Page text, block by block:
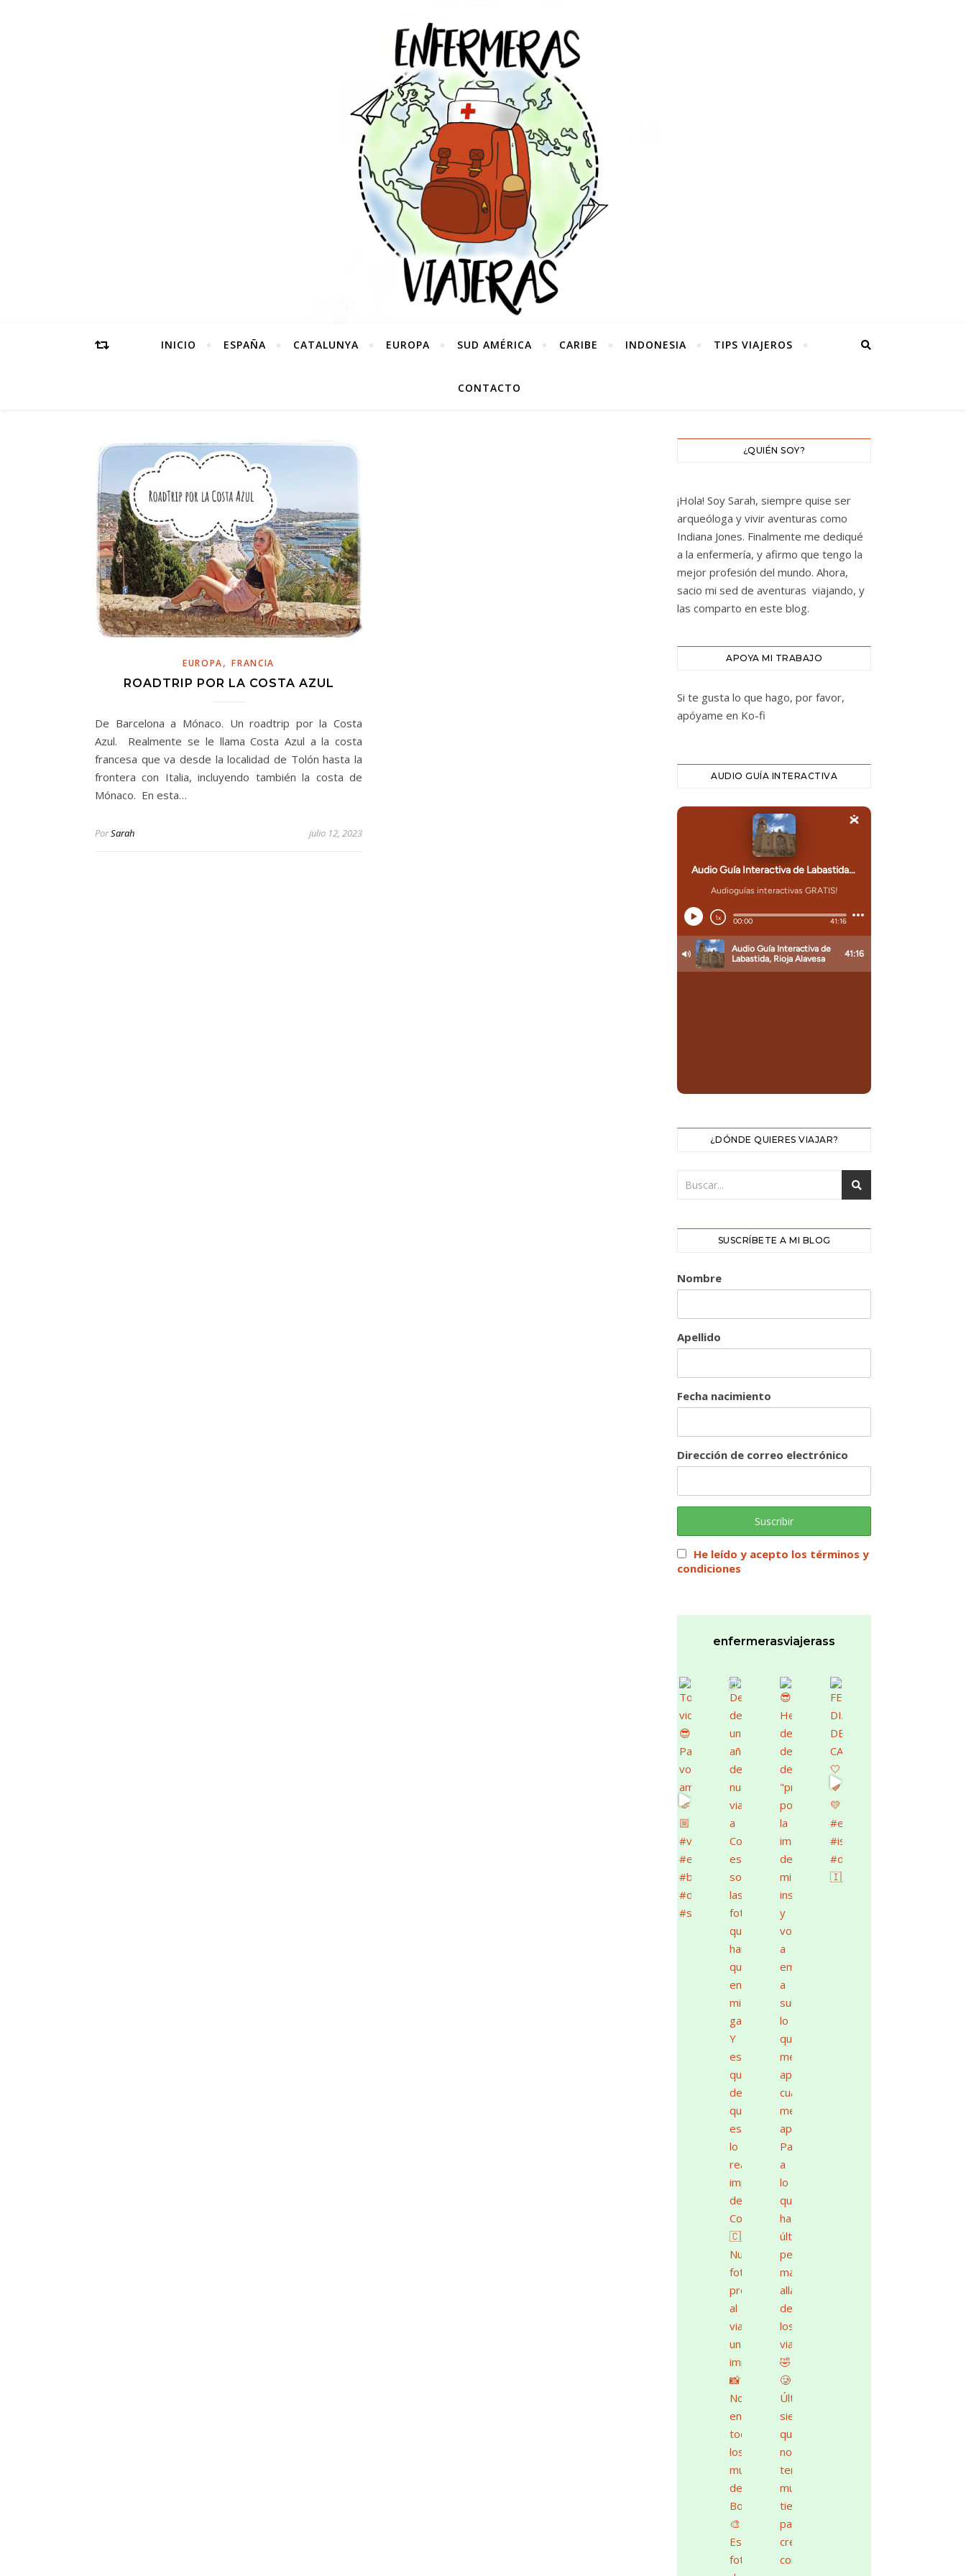
INICIO ESPAÑA CATALUNYA EUROPA SUD AMÉRICA CARIBE INDONESIA TIPS VIAJEROS
CONTACTO
EUROPA,FRANCIA
ROADTRIP POR LA COSTA AZUL
De Barcelona a Mónaco. Un roadtrip por la Costa
Azul. Realmente se le llama Costa Azul a la costa
francesa que va desde la localidad de Tolón hasta la
frontera con Italia, incluyendo también la costa de
Mónaco. En esta…
PorSarah julio 12, 2023
¿QUIÉN SOY?
¡Hola! Soy Sarah, siempre quise ser
arqueóloga y vivir aventuras como
Indiana Jones. Finalmente me dediqué
a la enfermería, y afirmo que tengo la
mejor profesión del mundo. Ahora,
sacio mi sed de aventuras viajando, y
las comparto en este blog.
APOYA MI TRABAJO
Si te gusta lo que hago, por favor,
apóyame en Ko-fi
AUDIO GUÍA INTERACTIVA
¿DÓNDE QUIERES VIAJAR?
SUSCRÍBETE A MI BLOG
Nombre
Apellido
Fecha nacimiento
Dirección de correo electrónico
He leído y acepto los términos y
condiciones
enfermerasviajerass